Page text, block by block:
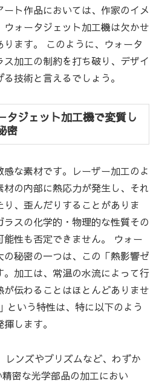
ト作品においては、作家のイメ
ォータジェット加工機は欠かせ
ます。 このように、ウォータ
加工の制約を打ち破り、デザイ
技術と言えるでしょう。
タジェット加工機で変質し
密
な素材です。レーザー加工のよ
材の内部に熱応力が発生し、それ
、歪んだりすることがありま
スの化学的・物理的な性質その
能性も否定できません。 ウォー
の秘密の一つは、この「熱影響ゼ
。加工は、常温の水流によって行
伝わることはほとんどありませ
という特性は、特に以下のよう
します。
レンズやプリズムなど、わずか
密な光学部品の加工におい